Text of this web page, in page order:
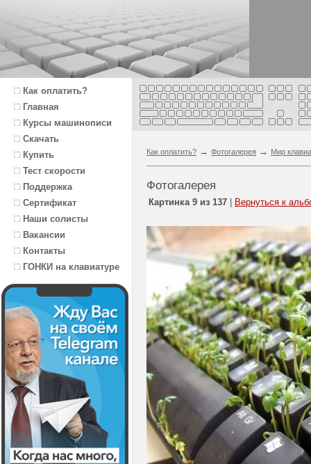
Как оплатить?
Главная
Курсы машинописи
Скачать
Купить
Тест скорости
Поддержка
Сертификат
Наши солисты
Вакансии
Контакты
ГОНКИ на клавиатуре
Как оплатить? → Фотогалерея → Мир
Фотогалерея
Картинка 9 из 137 | Вернуться к